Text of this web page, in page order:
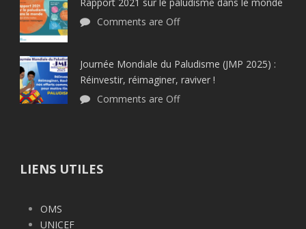
Rapport 2021 sur le paludisme dans le monde
Comments are Off
Journée Mondiale du Paludisme (JMP 2025) :
Réinvestir, réimaginer, raviver !
Comments are Off
LIENS UTILES
OMS
UNICEF